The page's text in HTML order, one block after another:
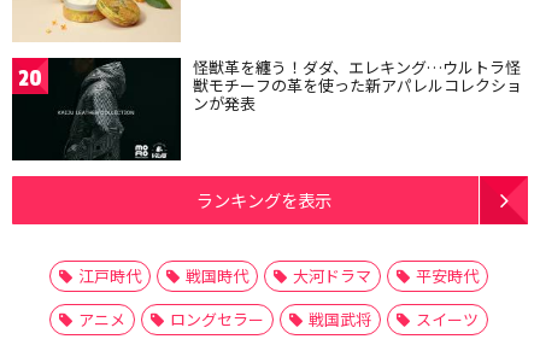
20 怪獣革を纏う！ダダ、エレキング…ウルトラ怪
獣モチーフの革を使った新アパレルコレクショ
ンが発表
ランキングを表示
江戸時代 戦国時代 大河ドラマ
平安時代
アニメ
ロングセラー 戦国武将
スイーツ